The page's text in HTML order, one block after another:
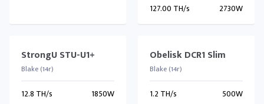
127.00 TH/s 2730W
StrongU STU-U1+
Blake (14r)
12.8 TH/s 1850W
Obelisk DCR1 Slim
Blake (14r)
1.2 TH/s 500W